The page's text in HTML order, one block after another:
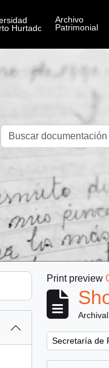
Print preview
Remove filter:
Secretaría de